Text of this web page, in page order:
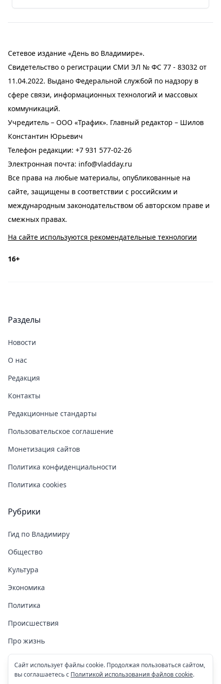
Сетевое издание «День во Владимире».
Свидетельство о регистрации СМИ ЭЛ № ФС 77 - 83032 от
11.04.2022. Выдано Федеральной службой по надзору в
сфере связи, информационных технологий и массовых
коммуникаций.
Учредитель – ООО «Трафик». Главный редактор – Шилов
Константин Юрьевич
Телефон редакции: +7 931 577-02-26
Электронная почта: info@vladday.ru
Все права на любые материалы, опубликованные на
сайте, защищены в соответствии с российским и
международным законодательством об авторском праве и
смежных правах.
На сайте используются рекомендательные технологии
16+
Разделы
Новости
О нас
Редакция
Контакты
Редакционные стандарты
Пользовательское соглашение
Монетизация сайтов
Политика конфиденциальности
Политика cookies
Рубрики
Гид по Владимиру
Общество
Культура
Экономика
Политика
Происшествия
Про жизнь
Здоровье
COVID-19
Сайт использует файлы cookie. Продолжая пользоваться сайтом,
вы соглашаетесь с Политикой использования файлов cookie.